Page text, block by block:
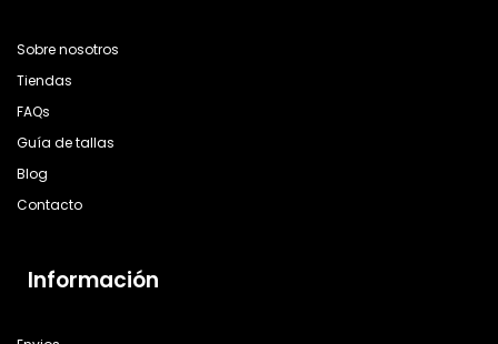
Sobre nosotros
Tiendas
FAQs
Guía de tallas
Blog
Contacto
Información